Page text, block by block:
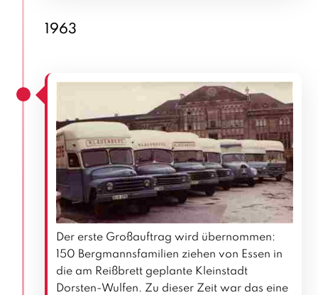
Der erste Großauftrag wird übernommen:
150 Bergmannsfamilien ziehen von Essen in
die am Reißbrett geplante Kleinstadt
Dorsten-Wulfen. Zu dieser Zeit war das eine
1963